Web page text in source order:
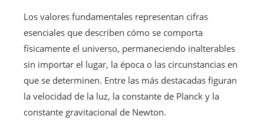
Los valores fundamentales representan cifras
esenciales que describen cómo se comporta
físicamente el universo, permaneciendo inalterables
sin importar el lugar, la época o las circunstancias en
que se determinen. Entre las más destacadas figuran
la velocidad de la luz, la constante de Planck y la
constante gravitacional de Newton.